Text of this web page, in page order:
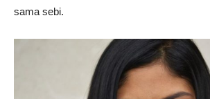
sama sebi.